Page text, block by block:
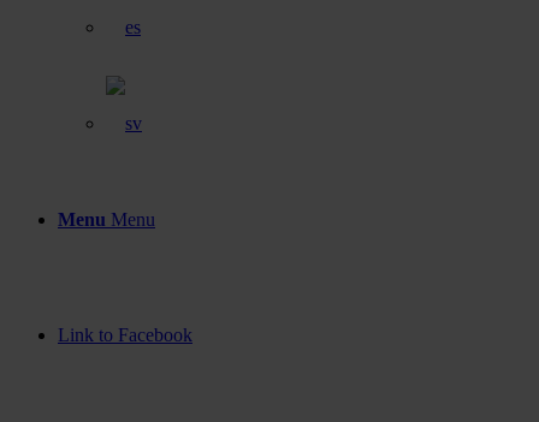
Menu Menu
Link to Facebook